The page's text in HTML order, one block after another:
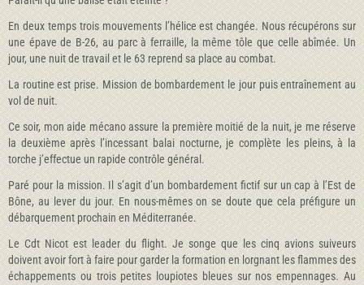
En deux temps trois mouvements l’hélice est changée. Nous récupérons sur
une épave de B-26, au parc à ferraille, la même tôle que celle abîmée. Un
jour, une nuit de travail et le 63 reprend sa place au combat.
La routine est prise. Mission de bombardement le jour puis entraînement au
vol de nuit.
Ce soir, mon aide mécano assure la première moitié de la nuit, je me réserve
la deuxième après l’incessant balai nocturne, je complète les pleins, à la
torche j’effectue un rapide contrôle général.
Paré pour la mission. Il s’agit d’un bombardement fictif sur un cap à l’Est de
Bône, au lever du jour. En nous-mêmes on se doute que cela préfigure un
débarquement prochain en Méditerranée.
Le Cdt Nicot est leader du flight. Je songe que les cinq avions suiveurs
doivent avoir fort à faire pour garder la formation en lorgnant les flammes des
échappements ou trois petites loupiotes bleues sur nos empennages. Au